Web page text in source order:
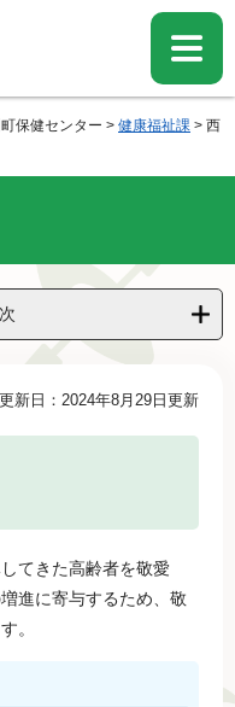
保健センター > 健康福祉課 > 西
更新日：2024年8月29日更新
てきた高齢者を敬愛
進に寄与するため、敬
。